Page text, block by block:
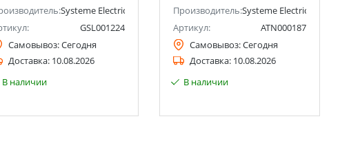
Systeme Electric (ранее Schneider Electric)
GSL001224
Самовывоз:Сегодня
Доставка: 10.08.2026
В наличии
Производитель:Systeme Electric
Артикул:
ATN000187
Самовывоз:Сегодня
Доставка: 10.08.2026
В наличии